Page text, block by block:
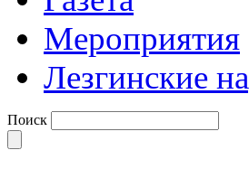
Мероприятия
Лезгинские
Поиск